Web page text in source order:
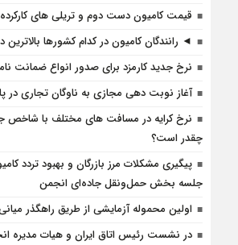
قیمت کامیون دست دوم و تریلی‌ های کارکرده
◄ رانندگان کامیون در کدام کشورها بالاترین
نرخ جدید کارمزد برای صدور انواع ضمانت
آغاز نوبت دهی مجازی به ناوگان تجاری در
نرخ کرایه در مسافت‌ های مختلف با شاخص
چقدر است؟
پیگیری مشکلات مرز بازرگان و بهبود تردد
جلسه بخش حمل‌ونقل جاده‌ای انجمن
اولین محموله آزمایشی از طریق راهگذر
در نشست رئیس اتاق ایران و هیات مدیره